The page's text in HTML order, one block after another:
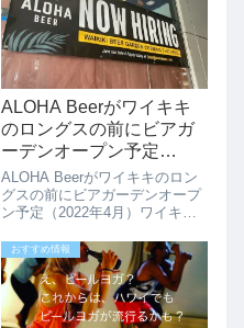
ALOHA Beerがワイキキ
のロングスの前にビアガ
ーデンオープン予定
（2022年4月）
ALOHA Beerがワイキキのロン
グスの前にビアガーデンオープ
ン予定（2022年4月）ワイキキ
リラカフェがあった場所に
ALOHA BEERがビアガーデンを
2022年4月にオープン予定で
す。ロングスの前にこんな感...
おすすめ情報